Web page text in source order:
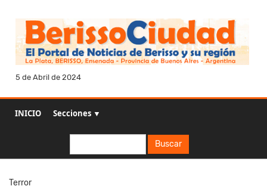
5 de Abril de 2024
INICIO Secciones ▼
Buscar
Terror